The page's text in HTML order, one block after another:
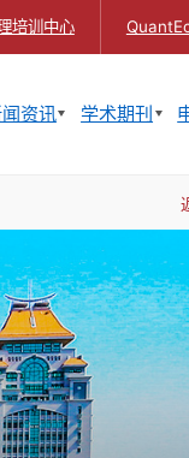
培训中心
资讯 学术期刊